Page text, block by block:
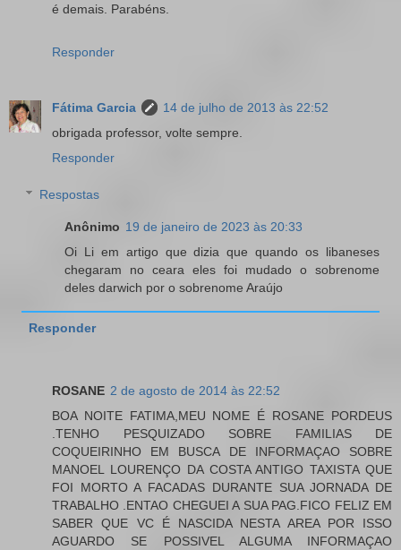
é demais. Parabéns.
Responder
Fátima Garcia
14 de julho de 2013 às 22:52
obrigada professor, volte sempre.
Responder
Respostas
Anônimo 19 de janeiro de 2023 às 20:33
Oi Li em artigo que dizia que quando os libaneses
chegaram no ceara eles foi mudado o sobrenome
deles darwich por o sobrenome Araújo
Responder
ROSANE 2 de agosto de 2014 às 22:52
BOA NOITE FATIMA,MEU NOME É ROSANE PORDEUS
.TENHO PESQUIZADO SOBRE FAMILIAS DE
COQUEIRINHO EM BUSCA DE INFORMAÇAO SOBRE
MANOEL LOURENÇO DA COSTA ANTIGO TAXISTA QUE
FOI MORTO A FACADAS DURANTE SUA JORNADA DE
TRABALHO .ENTAO CHEGUEI A SUA PAG.FICO FELIZ EM
SABER QUE VC É NASCIDA NESTA AREA POR ISSO
AGUARDO SE POSSIVEL ALGUMA INFORMAÇAO